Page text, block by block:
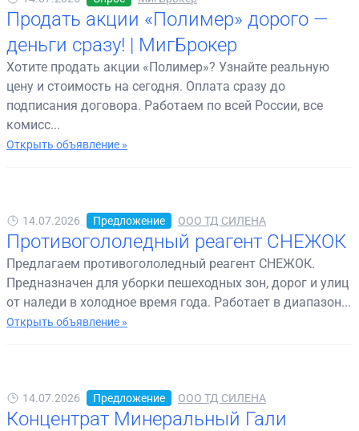
Продать акции «Полимер» дорого —
деньги сразу! | МигБрокер
Хотите продать акции «Полимер»? Узнайте реальную
цену и стоимость на сегодня. Оплата сразу до
подписания договора. Работаем по всей России, все
комисс...
Открыть объявление »
14.07.2026 Предложение ООО ТД СИЛЕНА
Противогололедный реагент СНЕЖОК
Предлагаем противогололедный реагент СНЕЖОК.
Предназначен для уборки пешеходных зон, дорог и улиц
от наледи в холодное время года. Работает в диапазон...
Открыть объявление »
14.07.2026 Предложение ООО ТД СИЛЕНА
Концентрат Минеральный Гали